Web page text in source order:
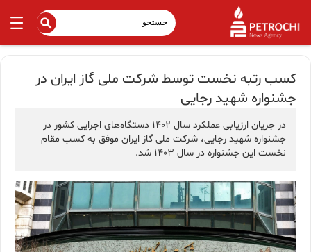
کسب رتبه نخست توسط شرکت ملی گاز ایران در
جشنواره شهید رجایی
در جریان ارزیابی عملکرد سال ۱۴۰۲ دستگاه‌های اجرایی کشور در
جشنواره شهید رجایی، شرکت ملی گاز ایران موفق به کسب مقام
نخست این جشنواره در سال ۱۴۰۳ شد.